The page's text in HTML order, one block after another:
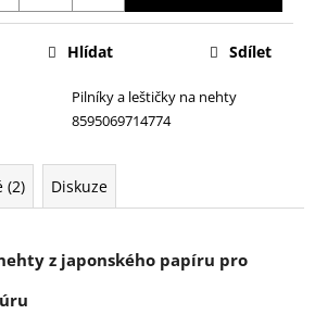
Pilníky a leštičky na nehty
8595069714774
Hlídat Sdílet
(2) Diskuze
z japonského papíru pro